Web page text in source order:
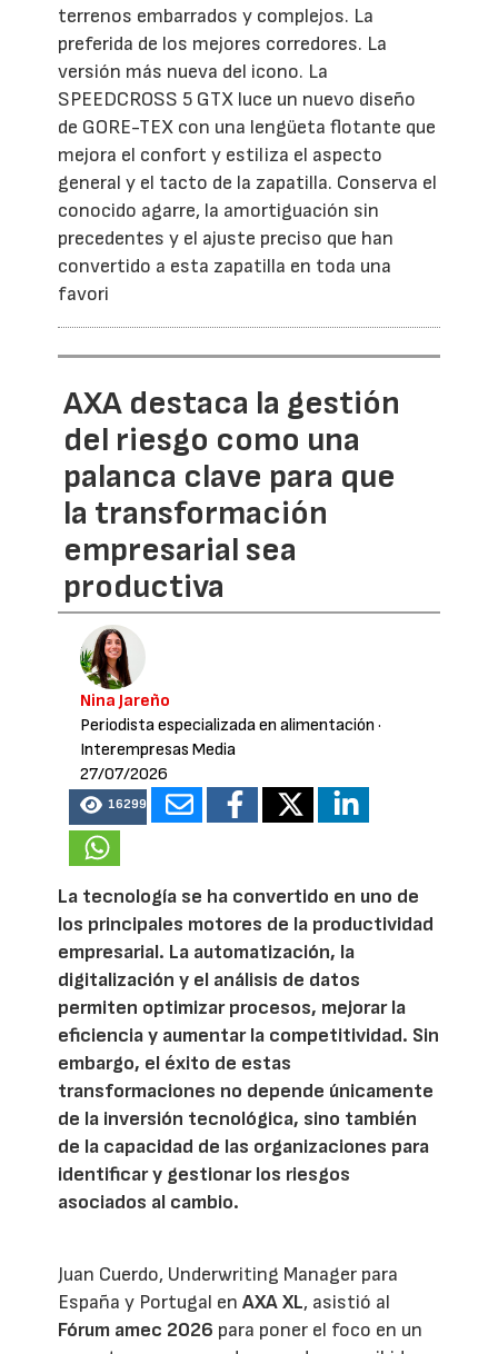
terrenos embarrados y complejos. La
preferida de los mejores corredores. La
versión más nueva del icono. La
SPEEDCROSS 5 GTX luce un nuevo diseño
de GORE-TEX con una lengüeta flotante que
mejora el confort y estiliza el aspecto
general y el tacto de la zapatilla. Conserva el
conocido agarre, la amortiguación sin
precedentes y el ajuste preciso que han
convertido a esta zapatilla en toda una
favori
AXA destaca la gestión
del riesgo como una
palanca clave para que
la transformación
empresarial sea
productiva
Nina Jareño
Periodista especializada en alimentación ·
Interempresas Media
27/07/2026
16299
La tecnología se ha convertido en uno de
los principales motores de la productividad
empresarial. La automatización, la
digitalización y el análisis de datos
permiten optimizar procesos, mejorar la
eficiencia y aumentar la competitividad. Sin
embargo, el éxito de estas
transformaciones no depende únicamente
de la inversión tecnológica, sino también
de la capacidad de las organizaciones para
identificar y gestionar los riesgos
asociados al cambio.
Juan Cuerdo, Underwriting Manager para
España y Portugal enAXA XL, asistió al
Fórum amec 2026 para poner el foco en un